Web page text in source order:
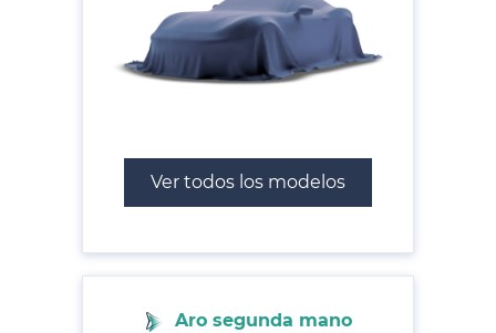
Ver todos los modelos
Aro segunda mano